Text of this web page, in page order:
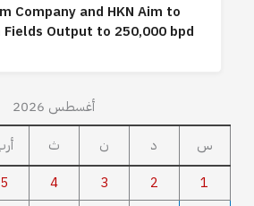
Company and HKN Aim to
Output to 250,000 bpd
أغسطس 2026
س
د ن ث
1
2
3
4
5